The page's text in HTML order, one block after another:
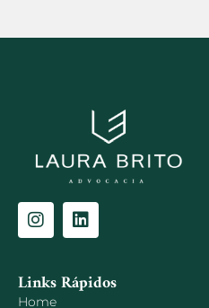
Links Rápidos
Home